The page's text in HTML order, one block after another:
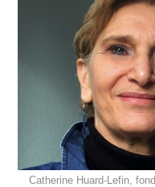
Catherine Huard-Lefin,